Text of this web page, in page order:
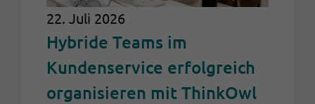
22. Juli 2026
Hybride Teams im
Kundenservice erfolgreich
organisieren mit ThinkOwl